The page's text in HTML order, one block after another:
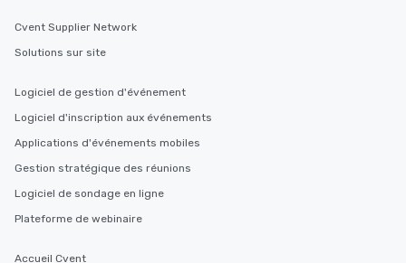
Cvent Supplier Network
Solutions sur site
Logiciel de gestion d'événement
Logiciel d'inscription aux événements
Applications d'événements mobiles
Gestion stratégique des réunions
Logiciel de sondage en ligne
Plateforme de webinaire
Accueil Cvent